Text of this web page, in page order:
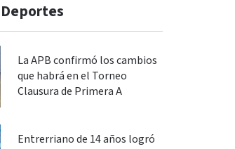
La APB confirmó los cambios
que habrá en el Torneo
Clausura de Primera A
Entrerriano de 14 años logró